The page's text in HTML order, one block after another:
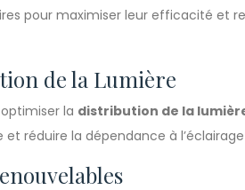
pour maximiser leur efficacité et
de la Lumière
la distribution de la
réduire la dépendance à